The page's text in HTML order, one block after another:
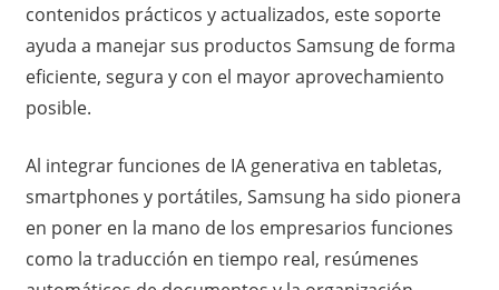
contenidos prácticos y actualizados, este soporte
ayuda a manejar sus productos Samsung de forma
eficiente, segura y con el mayor aprovechamiento
posible.
Al integrar funciones de IA generativa en tabletas,
smartphones y portátiles, Samsung ha sido pionera
en poner en la mano de los empresarios funciones
como la traducción en tiempo real, resúmenes